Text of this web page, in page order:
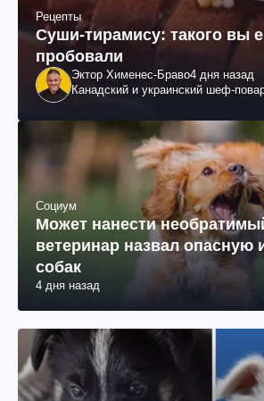
Рецепты
Суши-тирамису: такого вы
пробовали
Эктор Хименес-Браво4 дня назад
Канадский и украинский шеф-
Социум
Может нанести
ветеринар назвал опасную
собак
4 дня назад